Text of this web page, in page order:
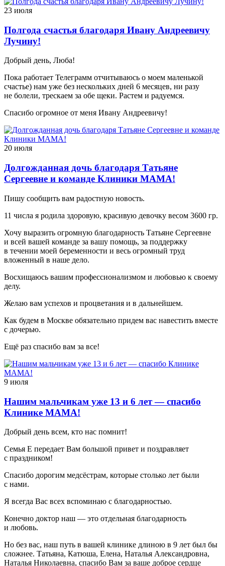
23 июля
Полгода счастья благодаря Ивану Андреевичу
Лучину!
Добрый день, Люба!
Пока работает Телеграмм отчитываюсь о моем маленькой
счастье) нам уже без нескольких дней 6 месяцев, ни разу
не болели, трескаем за обе щеки. Растем и радуемся.
Спасибо огромное от меня Ивану Андреевичу!
20 июля
Долгожданная дочь благодаря Татьяне
Сергеевне и команде Клиники МАМА!
Пишу сообщить вам радостную новость.
11 числа я родила здоровую, красивую девочку весом 3600 гр.
Хочу выразить огромную благодарность Татьяне Сергеевне
и всей вашей команде за вашу помощь, за поддержку
в течении моей беременности и весь огромный труд
вложенный в наше дело.
Восхищаюсь вашим профессионализмом и любовью к своему
делу.
Желаю вам успехов и процветания и в дальнейшем.
Как будем в Москве обязательно придем вас навестить вместе
с дочерью.
Ещё раз спасибо вам за все!
9 июля
Нашим мальчикам уже 13 и 6 лет — спасибо
Клинике МАМА!
Добрый день всем, кто нас помнит!
Семья Е передает Вам большой привет и поздравляет
с праздником!
Спасибо дорогим медсёстрам, которые столько лет были
с нами.
Я всегда Вас всех вспоминаю с благодарностью.
Конечно доктор наш — это отдельная благодарность
и любовь.
Но без вас, наш путь в вашей клинике длиною в 9 лет был бы
сложнее. Татьяна, Катюша, Елена, Наталья Александровна,
Наталья Николаевна, спасибо Вам за ваше доброе сердце